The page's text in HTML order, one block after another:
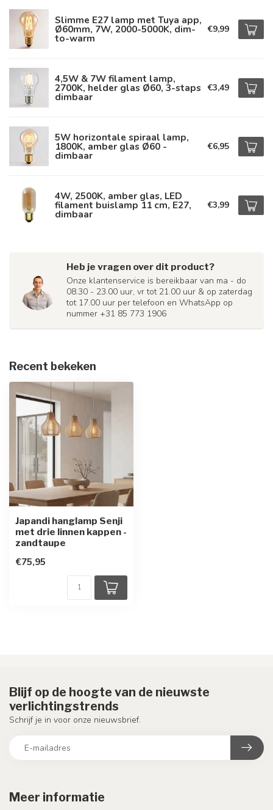
Slimme E27 lamp met Tuya app,
Ø60mm, 7W, 2000-5000K, dim-
to-warm
€9,99
4,5W & 7W filament lamp,
2700K, helder glas Ø60, 3-staps
dimbaar
€3,49
5W horizontale spiraal lamp,
1800K, amber glas Ø60 -
dimbaar
€6,95
4W, 2500K, amber glas, LED
filament buislamp 11 cm, E27,
dimbaar
€3,99
Heb je vragen over dit product?
Onze klantenservice is bereikbaar van ma - do
08.30 - 23.00 uur, vr tot 21.00 uur & op zaterdag
tot 17.00 uur per telefoon en WhatsApp op
nummer +31 85 773 1906
Recent bekeken
Japandi hanglamp Senji
met drie linnen kappen -
zandtaupe
€75,95
Meer informatie
Blijf op de hoogte van de nieuwste
verlichtingstrends
Schrijf je in voor onze nieuwsbrief.